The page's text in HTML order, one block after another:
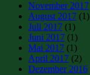
November 2017
August 2017 (1)
Juli 2017 (1)
Juni 2017 (1)
Mai 2017 (1)
April 2017 (2)
Dezember 2016